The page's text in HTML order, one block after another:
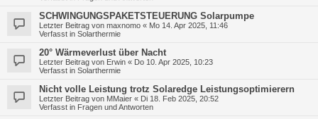
SCHWINGUNGSPAKETSTEUERUNG Solarpumpe
Letzter Beitrag von maxnomo « Mo 14. Apr 2025, 11:46
Verfasst in Solarthermie
20° Wärmeverlust über Nacht
Letzter Beitrag von Erwin « Do 10. Apr 2025, 10:23
Verfasst in Solarthermie
Nicht volle Leistung trotz Solaredge Leistungsoptimierern
Letzter Beitrag von MMaier « Di 18. Feb 2025, 20:52
Verfasst in Fragen und Antworten